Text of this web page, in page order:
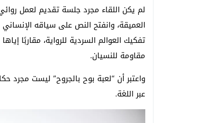
لم يكن اللقاء مجرد جلسة تقديم لعمل
العميقة، وانفتح النص على سياقه
تفكيك العوالم السردية للرواية، مقاربًا
مقاومة للنسيان.
واعتبر أن “لعبة بوح بالجروح” ليست مجرد
عبر اللغة.